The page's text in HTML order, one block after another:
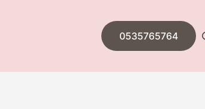
0535765764